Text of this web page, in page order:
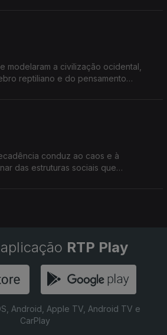
modelaram a civilização ocidental,
reptiliano e do pensamento
conduz ao caos e à
das estruturas sociais que
RTP Play
Android, Apple TV, Android TV e
CarPlay